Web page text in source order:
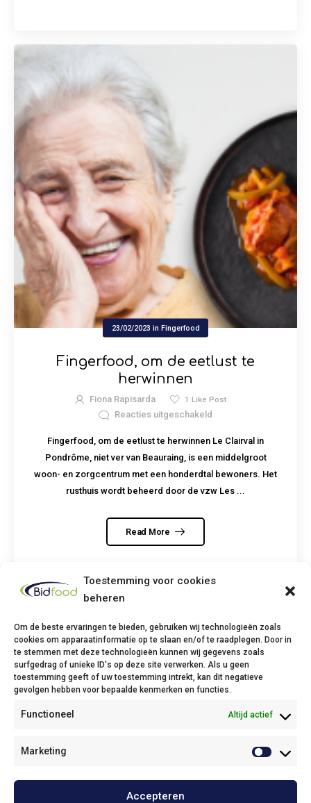
Toestemming voor cookies
beheren
Om de beste ervaringen te bieden, gebruiken wij technologieën zoals
cookies om apparaatinformatie op te slaan en/of te raadplegen. Door in
te stemmen met deze technologieën kunnen wij gegevens zoals
surfgedrag of unieke ID's op deze site verwerken. Als u geen
toestemming geeft of uw toestemming intrekt, kan dit negatieve
gevolgen hebben voor bepaalde kenmerken en functies.
Functioneel Altijd actief
Marketing
Accepteren
23/02/2023 in Fingerfood
Fingerfood, om de eetlust te
herwinnen
Fiona Rapisarda 1 Like Post
Reacties uitgeschakeld
Fingerfood, om de eetlust te herwinnen Le Clairval in
Pondrôme, niet ver van Beauraing, is een middelgroot
woon- en zorgcentrum met een honderdtal bewoners. Het
rusthuis wordt beheerd door de vzw Les ...
Read More
Bidfood Thuin
Avenue Deli XL, 1
Phone: +32(0)71/25 68 11
Email:info@bidfood.be
Onze policies / Nos politiques